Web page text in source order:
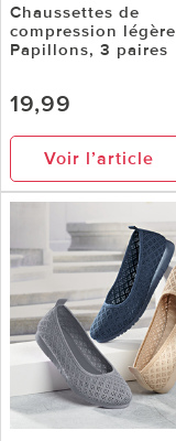
Chaussettes de
compression légère
Papillons, 3 paires
19,99
Voir l’article